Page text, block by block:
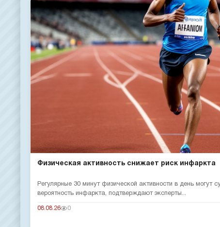
Физическая активность снижает риск инфаркта
Регулярные 30 минут физической активности в день могут
вероятность инфаркта, подтверждают эксперты...
08.08.26 0